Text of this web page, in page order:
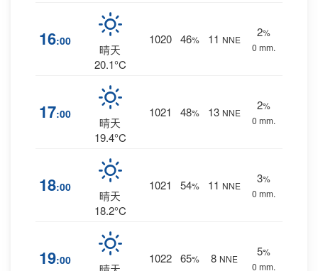
16:00
晴天
20.1°C
1020 46% 11 NNE
2%
0 mm.
17:00
晴天
19.4°C
1021 48% 13 NNE
2%
0 mm.
18:00
晴天
18.2°C
1021 54% 11 NNE
3%
0 mm.
19:00 1022 65% 8 NNE
5%
0 mm.